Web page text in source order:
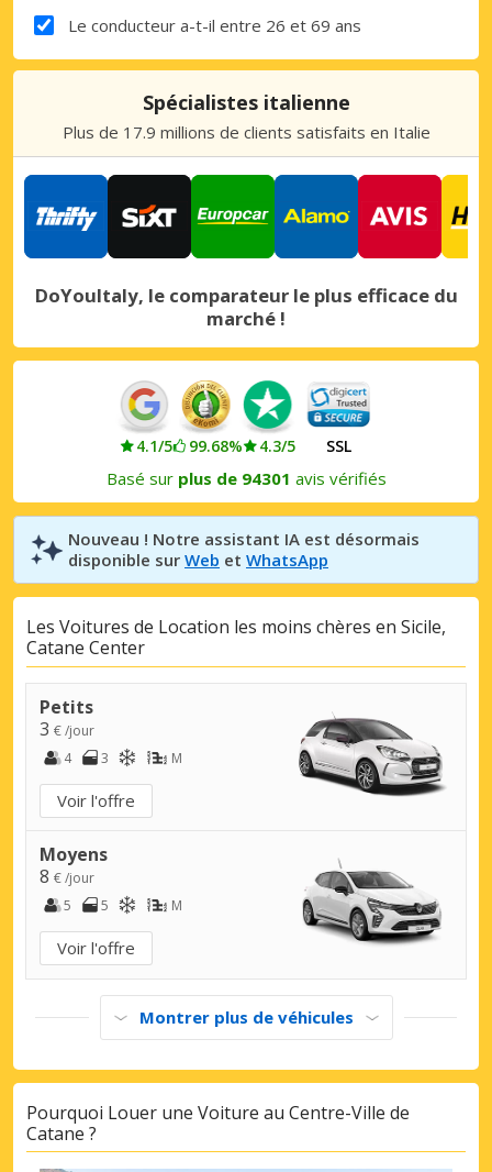
Le conducteur a-t-il entre 26 et 69 ans
Spécialistes italienne
Plus de 17.9 millions de clients satisfaits en Italie
DoYouItaly, le comparateur le plus efficace du
marché !
4.1/5 99.68% 4.3/5 SSL
Basé sur plus de 94301 avis vérifiés
Nouveau ! Notre assistant IA est désormais
disponible sur Web et WhatsApp
Les Voitures de Location les moins chères en Sicile,
Catane Center
Petits
3 € /jour
4
3 M
Voir l'offre
Moyens
8 € /jour
5
5 M
Voir l'offre
Montrer plus de véhicules
Pourquoi Louer une Voiture au Centre-Ville de
Catane ?